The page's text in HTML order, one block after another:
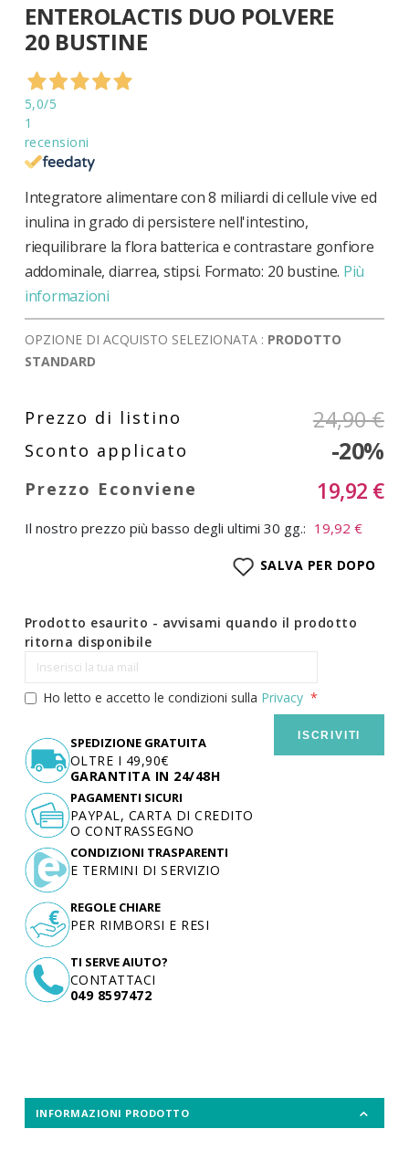
all'inizio
della
galleria
immagini
ENTEROLACTIS DUO POLVERE
20 BUSTINE
5,0/5
1
recensioni
Integratore alimentare con 8 miliardi di cellule vive ed
inulina in grado di persistere nell'intestino,
riequilibrare la flora batterica e contrastare gonfiore
addominale, diarrea, stipsi. Formato: 20 bustine. Più
informazioni
OPZIONE DI ACQUISTO SELEZIONATA : PRODOTTO
STANDARD
24,90 €
-20%
19,92 €
Il nostro prezzo più basso degli ultimi 30 gg.: 19,92 €
SALVA PER DOPO
Prodotto esaurito - avvisami quando il prodotto
ritorna disponibile
Ho letto e accetto le condizioni sulla Privacy
ISCRIVITI
SPEDIZIONE GRATUITA
OLTRE I 49,90€
GARANTITA IN 24/48H
TI SERVE AIUTO?
CONTATTACI
049 8597472
PAGAMENTI SICURI
PAYPAL, CARTA DI CREDITO
O CONTRASSEGNO
CONDIZIONI TRASPARENTI
E TERMINI DI SERVIZIO
REGOLE CHIARE
PER RIMBORSI E RESI
INFORMAZIONI PRODOTTO